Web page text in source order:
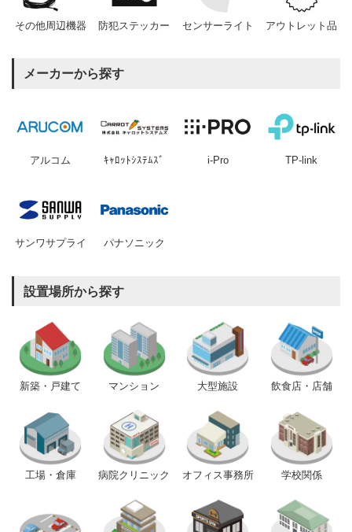
その他周辺機器 防犯ステッカー センサーライト アウトレット品
メーカーから探す
アルコム ｷｬﾛｯﾄｼｽﾃﾑｽﾞ i-Pro TP-link
サンワサプライ パナソニック
設置場所から探す
新築・戸建て マンション 大型施設 飲食店・店舗
工場・倉庫 病院クリニック オフィス事務所 学校関係